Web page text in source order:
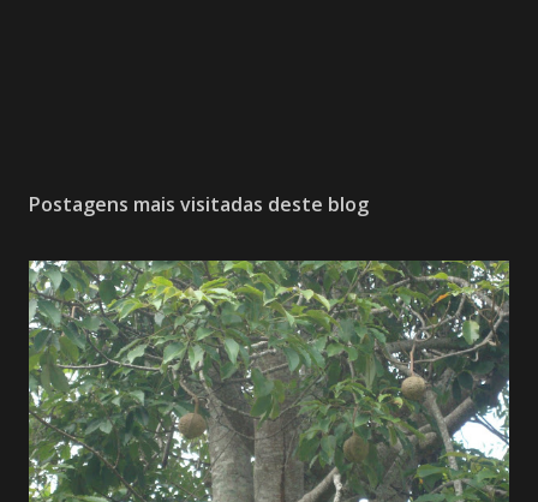
Postagens mais visitadas deste blog